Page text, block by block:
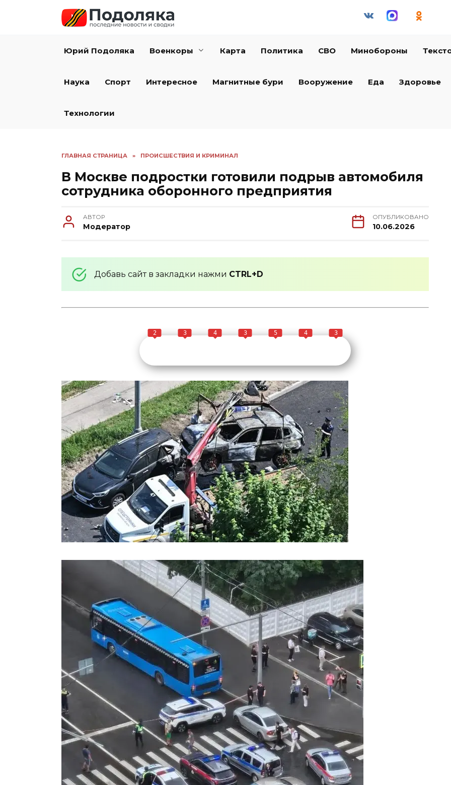
Юрий Подоляка Военкоры Карта Политика СВО Минобороны
Наука Спорт Интересное Магнитные бури Вооружение Еда Здоровье
Технологии
ГЛАВНАЯ СТРАНИЦА » ПРОИСШЕСТВИЯ И КРИМИНАЛ
В Москве подростки готовили подрыв автомобиля
сотрудника оборонного предприятия
АВТОР
Модератор
ОПУБЛИКОВАНО
10.06.2026
Добавь сайт в закладки нажми CTRL+D
2 3 4 3 5 4 3